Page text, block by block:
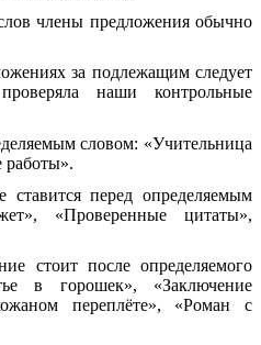
члены предложения обычно
за подлежащим следует
наши контрольные
словом: «Учительница
работы».
ставится перед определяемым
«Проверенные цитаты»,
стоит после определяемого
в горошек», «Заключение
переплёте», «Роман с